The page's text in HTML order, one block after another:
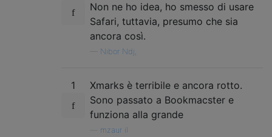
Non ne ho idea, ho smesso di usare
Safari, tuttavia, presumo che sia
ancora così.
Nibor Ndj,
1
Xmarks è terribile e ancora rotto.
Sono passato a Bookmacster e
funziona alla grande
mzaur il